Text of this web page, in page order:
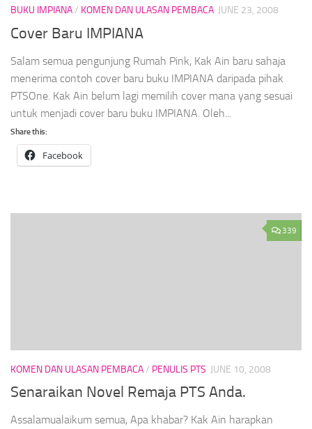
BUKU IMPIANA/ KOMEN DAN ULASAN PEMBACA JUNE 23, 2008
Cover Baru IMPIANA
Salam semua pengunjung Rumah Pink, Kak Ain baru sahaja
menerima contoh cover baru buku IMPIANA daripada pihak
PTSOne. Kak Ain belum lagi memilih cover mana yang sesuai
untuk menjadi cover baru buku IMPIANA. Oleh...
Share this:
Facebook
339
KOMEN DAN ULASAN PEMBACA/ PENULIS PTS JUNE 10, 2008
Senaraikan Novel Remaja PTS Anda.
Assalamualaikum semua, Apa khabar? Kak Ain harapkan